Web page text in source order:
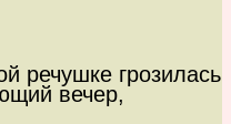
речушке грозилась
вечер,